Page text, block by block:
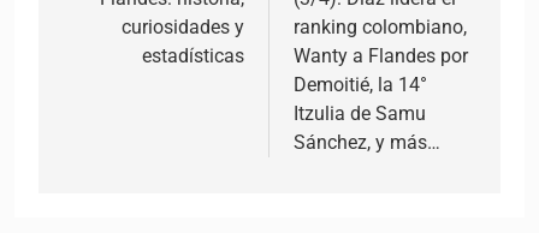
curiosidades y
estadísticas
ranking colombiano,
Wanty a Flandes por
Demoitié, la 14°
Itzulia de Samu
Sánchez, y más…